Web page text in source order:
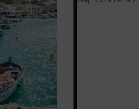
każdy może samodzielnie
idealna do różnych